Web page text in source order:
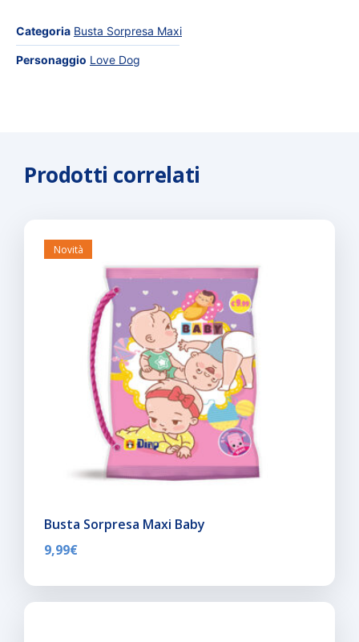
Categoria Busta Sorpresa Maxi
Personaggio Love Dog
Prodotti correlati
Novità
Busta Sorpresa Maxi Baby
9,99€